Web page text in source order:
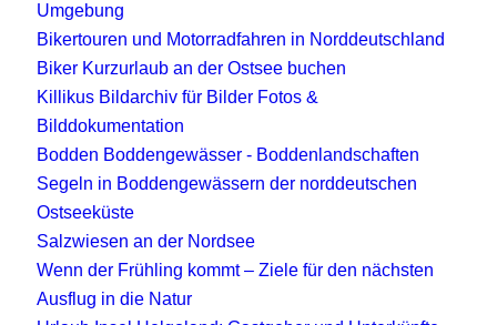
Umgebung
Bikertouren und Motorradfahren in Norddeutschland
Biker Kurzurlaub an der Ostsee buchen
Killikus Bildarchiv für Bilder Fotos &
Bilddokumentation
Bodden Boddengewässer - Boddenlandschaften
Segeln in Boddengewässern der norddeutschen
Ostseeküste
Salzwiesen an der Nordsee
Wenn der Frühling kommt – Ziele für den nächsten
Ausflug in die Natur